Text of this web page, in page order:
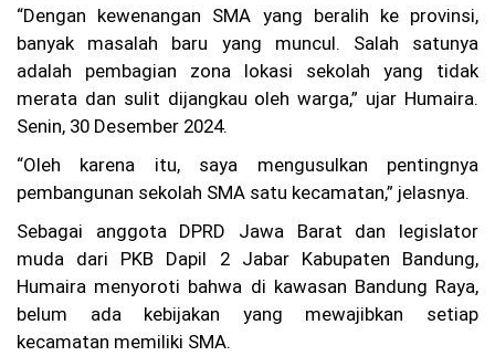
ra
Se
nt
a
rb
ak
ar
di
ra
ir
M
“Dengan kewenangan SMA yang beralih ke provinsi,
banyak masalah baru yang muncul. Salah satunya
adalah pembagian zona lokasi sekolah yang tidak
merata dan sulit dijangkau oleh warga,” ujar Humaira.
Senin, 30 Desember 2024.
“Oleh karena itu, saya mengusulkan pentingnya
pembangunan sekolah SMA satu kecamatan,” jelasnya.
Sebagai anggota DPRD Jawa Barat dan legislator
muda dari PKB Dapil 2 Jabar Kabupaten Bandung,
Humaira menyoroti bahwa di kawasan Bandung Raya,
belum ada kebijakan yang mewajibkan setiap
kecamatan memiliki SMA.